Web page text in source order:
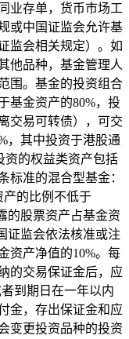
业存单，货币市场工
或中国证监会允许基
监会相关规定）。如
他品种，基金管理人
围。基金的投资组合
基金资产的80%，投
交易可转债），可交
，其中投资于港股通
资的权益类资产包括
标准的混合型基金：
产的比例不低于
的股票资产占基金资
证监会依法核准或注
资产净值的10%。每
的交易保证金后，应
到期日在一年以内
金，存出保证金和应
变更投资品种的投资